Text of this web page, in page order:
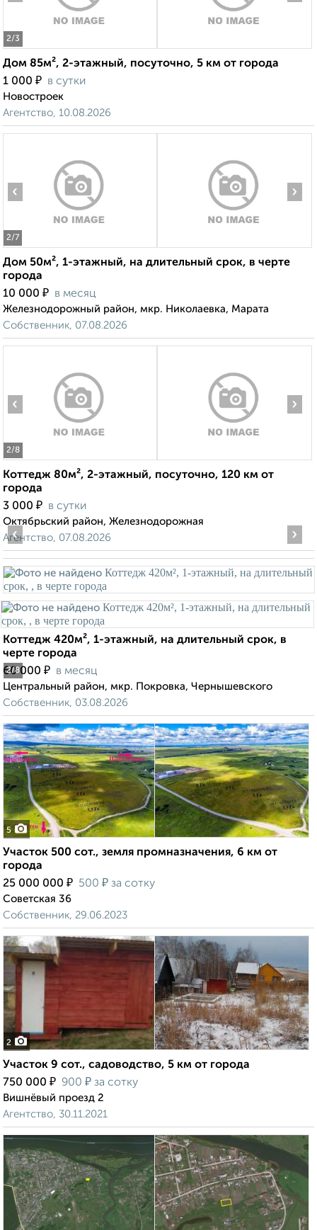
2/3
Дом 85м², 2-этажный, посуточно, 5 км от города
1 000 ₽ в сутки
Новостроек
Агентство, 10.08.2026
2/7
‹ ›
Дом 50м², 1-этажный, на длительный срок, в черте
города
10 000 ₽ в месяц
Железнодорожный район, мкр. Николаевка, Марата
Собственник, 07.08.2026
2/8
‹ ›
Коттедж 80м², 2-этажный, посуточно, 120 км от
города
3 000 ₽ в сутки
Октябрьский район, Железнодорожная
Агентство, 07.08.2026
2/8
‹ ›
Коттедж 420м², 1-этажный, на длительный срок, в
черте города
60 000 ₽ в месяц
Центральный район, мкр. Покровка, Чернышевского
Собственник, 03.08.2026
5
Участок 500 сот., земля промназначения, 6 км от
города
25 000 000 ₽ 500 ₽ за сотку
Советская 36
Собственник, 29.06.2023
2
Участок 9 сот., садоводство, 5 км от города
750 000 ₽ 900 ₽ за сотку
Вишнёвый проезд 2
Агентство, 30.11.2021